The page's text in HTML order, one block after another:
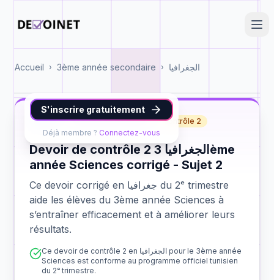
Accueil › 3ème année secondaire › الجغرافيا
S'inscrire gratuitement
Déjà membre ? Connectez-vous
جغرافيا 3ème année Sciences contrôle 2
Devoir de contrôle 2 الجغرافيا 3ème
année Sciences corrigé - Sujet 2
Ce devoir corrigé en جغرافيا du 2ᵉ trimestre
aide les élèves du 3ème année Sciences à
s’entraîner efficacement et à améliorer leurs
résultats.
Ce devoir de contrôle 2 en الجغرافيا pour le 3ème année
Sciences est conforme au programme officiel tunisien
du 2ᵉ trimestre.